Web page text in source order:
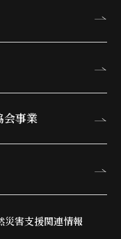
会事業
災害支援関連情報